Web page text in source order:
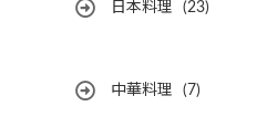
日本料理 (23)
中華料理 (7)